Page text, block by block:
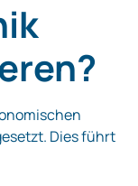
Dies führt